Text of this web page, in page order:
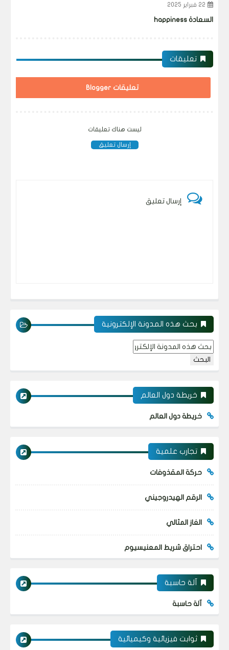
22 فبراير 2025
السعادة happiness
تعليقات
تعليقات Blogger
ليست هناك تعليقات
إرسال تعليق
إرسال تعليق
بحث هذه المدونة الإلكترونية
خريطة دول العالم
خريطة دول العالم
تجارب علمية
حركة المقذوفات
الرقم الهيدروجيني
الغاز المثالي
احتراق شريط المعنيسيوم
آلة حاسبة
آلة حاسبة
ثوابت فيزيائية وكيميائية